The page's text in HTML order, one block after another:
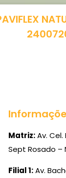
Matriz:Av. Cel.
Sept Rosado –
Filial 1:Av.